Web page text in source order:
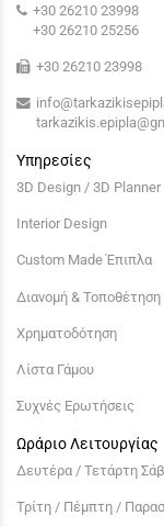
+30 26210 23998
+30 26210 25256
+30 26210 23998
Υπηρεσίες
3D Design / 3D Planner
Interior Design
Custom Made Έπιπλα
Διανομή & Τοποθέτηση
Χρηματοδότηση
Λίστα Γάμου
Συχνές Ερωτήσεις
Ωράριο Λειτουργίας
Δευτέρα / Τετάρτη
Τρίτη / Πέμπτη /